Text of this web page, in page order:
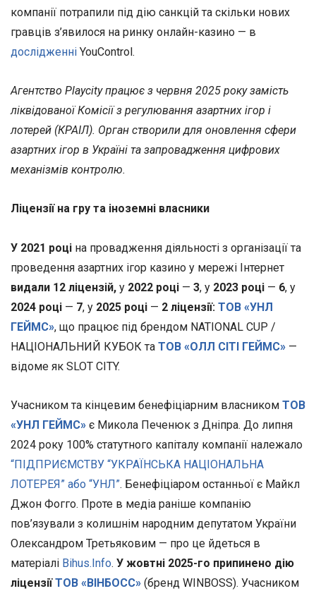
компанії потрапили під дію санкцій та скільки нових
гравців з’явилося на ринку онлайн-казино — в
дослідженні YouControl.
Агентство Playcity працює з червня 2025 року замість
ліквідованої Комісії з регулювання азартних ігор і
лотерей (КРАІЛ). Орган створили для оновлення сфери
азартних ігор в Україні та запровадження цифрових
механізмів контролю.
Ліцензії на гру та іноземні власники
У 2021 році на провадження діяльності з організації та
проведення азартних ігор казино у мережі Інтернет
видали 12 ліцензій, у 2022 році — 3, у 2023 році — 6, у
2024 році — 7, у 2025 році — 2 ліцензії: ТОВ «УНЛ
ГЕЙМС», що працює під брендом NATIONAL CUP /
НАЦІОНАЛЬНИЙ КУБОК та ТОВ «ОЛЛ СІТІ ГЕЙМС» —
відоме як SLOT CITY.
Учасником та кінцевим бенефіціарним власником ТОВ
«УНЛ ГЕЙМС» є Микола Печенюк з Дніпра. До липня
2024 року 100% статутного капіталу компанії належало
“ПІДПРИЄМСТВУ “УКРАЇНСЬКА НАЦІОНАЛЬНА
ЛОТЕРЕЯ” або “УНЛ”. Бенефіціаром останньої є Майкл
Джон Фогго. Проте в медіа раніше компанію
пов’язували з колишнім народним депутатом України
Олександром Третьяковим — про це йдеться в
матеріалі Bihus.Info. У жовтні 2025-го припинено дію
ліцензіїТОВ «ВІНБОСС» (бренд WINBOSS). Учасником